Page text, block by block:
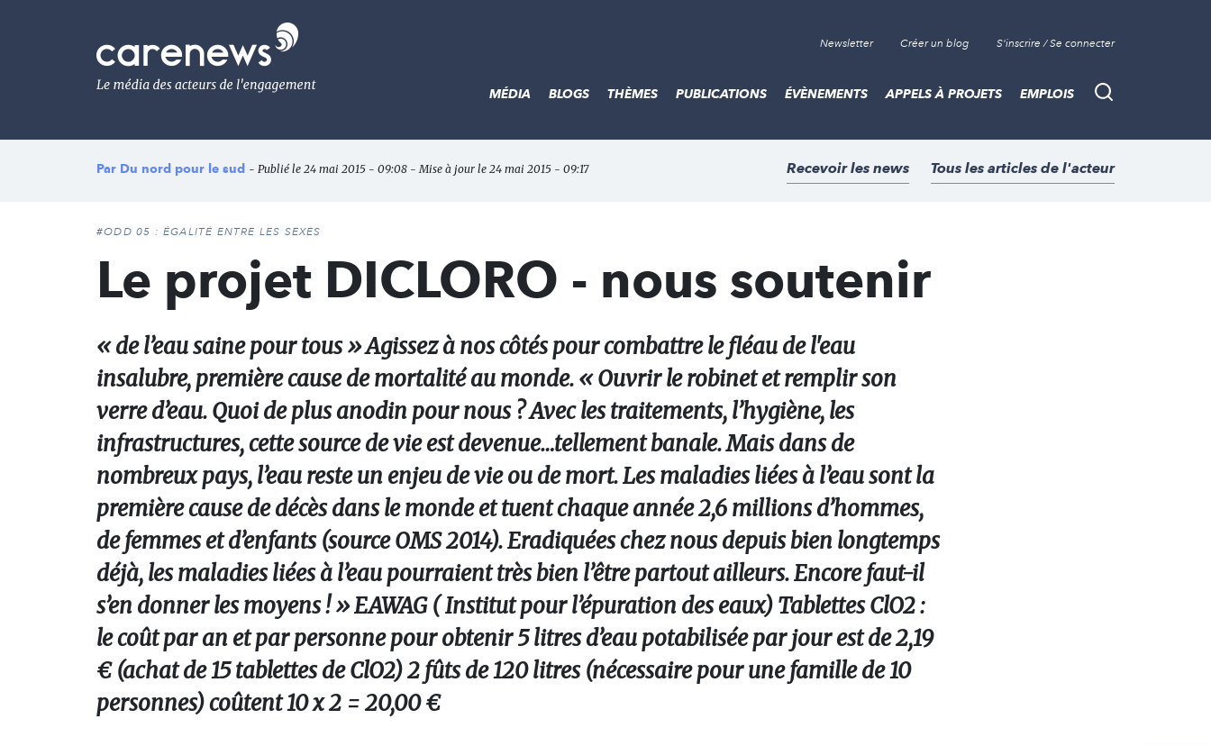
Le
média
de
l'engagement
Newsletter Créer un blog S'inscrire / Se connecter
Recherche
MÉDIA BLOGS THÈMES PUBLICATIONS ÉVÈNEMENTS APPELS À PROJETS EMPLOIS
Par Du nord pour le sud - Publié le 24 mai 2015 - 09:08 - Mise à jour le 24 mai 2015 - 09:17 Recevoir les news Tous les articles de l'acteur
#ODD 05 : ÉGALITÉ ENTRE LES SEXES
Le projet DICLORO - nous soutenir
« de l’eau saine pour tous » Agissez à nos côtés pour combattre le fléau de l'eau
insalubre, première cause de mortalité au monde. « Ouvrir le robinet et remplir son
verre d’eau. Quoi de plus anodin pour nous ? Avec les traitements, l’hygiène, les
infrastructures, cette source de vie est devenue…tellement banale. Mais dans de
nombreux pays, l’eau reste un enjeu de vie ou de mort. Les maladies liées à l’eau sont la
première cause de décès dans le monde et tuent chaque année 2,6 millions d’hommes,
de femmes et d’enfants (source OMS 2014). Eradiquées chez nous depuis bien longtemps
déjà, les maladies liées à l’eau pourraient très bien l’être partout ailleurs. Encore faut-il
s’en donner les moyens ! » EAWAG ( Institut pour l’épuration des eaux) Tablettes ClO2 :
le coût par an et par personne pour obtenir 5 litres d’eau potabilisée par jour est de 2,19
€ (achat de 15 tablettes de ClO2) 2 fûts de 120 litres (nécessaire pour une famille de 10
personnes) coûtent 10 x 2 = 20,00 €